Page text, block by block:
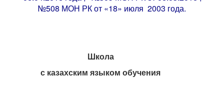
№508 МОН РК от «18» июля 2003 года.
Школа
с казахским языком обучения